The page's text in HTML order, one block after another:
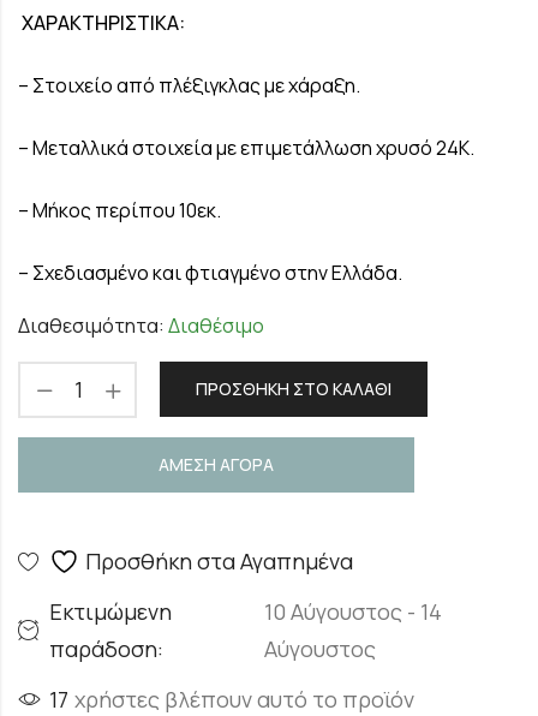
ΧΑΡΑΚΤΗΡΙΣΤΙΚΑ:
– Στοιχείο από πλέξιγκλας με χάραξη.
– Μεταλλικά στοιχεία με επιμετάλλωση χρυσό 24Κ.
– Μήκος περίπου 10εκ.
– Σχεδιασμένο και φτιαγμένο στην Ελλάδα.
Διαθεσιμότητα: Διαθέσιμο
ΠΡΟΣΘΉΚΗ ΣΤΟ ΚΑΛΆΘΙ
ΑΜΕΣΗ ΑΓΟΡΑ
Προσθήκη στα Αγαπημένα
Εκτιμώμενη
παράδοση:
10 Αύγουστος - 14
Αύγουστος
17 χρήστες βλέπουν αυτό το προϊόν